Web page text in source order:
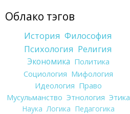
Облако тэгов
История Философия
Психология Религия
Экономика Политика
Социология Мифология
Идеология Право
Мусульманство Этнология Этика
Наука Логика Педагогика